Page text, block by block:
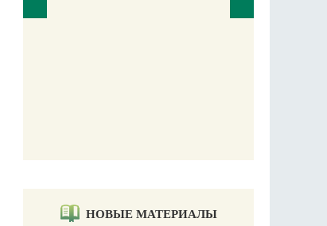
НОВЫЕ МАТЕРИАЛЫ